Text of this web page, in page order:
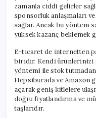
zamanla ciddi gelirler
sponsorluk anlaşmaları
sağlar. Ancak bu yöntem
yüksek kazanç beklemek
E-ticaret de internetten
biridir. Kendi ürünlerinizi
yöntemi ile stok
Hepsiburada ve Amazon
açarak geniş kitlelere
doğru fiyatlandırma ve
taşlarıdır.